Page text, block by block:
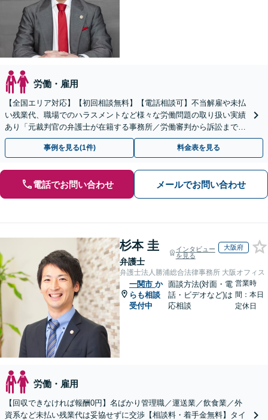
労働・雇用
【全国エリア対応】【初回相談無料】【電話相談可】不当解雇や未払
い残業代、職場でのハラスメントなど様々な労働問題の取り扱い実績
あり「元裁判官の弁護士が在籍する事務所／労働審判から訴訟まで、
裁判官経験を活かした最適な戦略を立案」
事例を見る(1件) 料金表を見る
電話でお問い合わせ メールでお問い合わせ
杉本 圭
弁護士
インタビュー
を見る
大阪府
弁護士法人勝浦総合法律事務所 大阪オフィス
一関市 か
らも相談
受付中
面談方法(対面・電
話・ビデオなど)は
応相談
営業時
間：本日
定休日
労働・雇用
【回収できなければ報酬0円】名ばかり管理職／運送業／飲食業／外
資系など未払い残業代は妥協せずに交渉【相談料・着手金無料】タイ